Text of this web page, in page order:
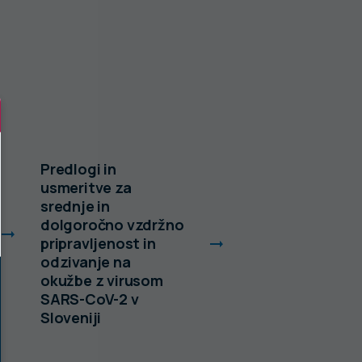
Predlogi in
usmeritve za
srednje in
dolgoročno vzdržno
pripravljenost in
odzivanje na
okužbe z virusom
SARS-CoV-2 v
Sloveniji